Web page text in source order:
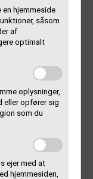
hjemmeside
såsom
af
optimalt
oplysninger,
eller opfører sig
som du
ejer med at
hjemmesiden,
med Kristian
med nogle af
Narvedsen
I
som er åbne for